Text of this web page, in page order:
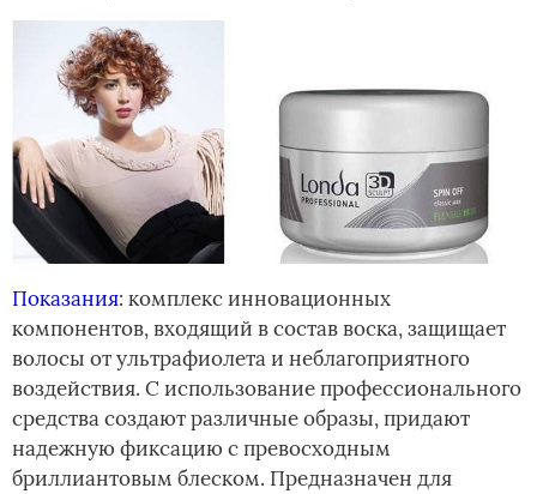
Показания: комплекс инновационных
компонентов, входящий в состав воска, защищает
волосы от ультрафиолета и неблагоприятного
воздействия. С использование профессионального
средства создают различные образы, придают
надежную фиксацию с превосходным
бриллиантовым блеском. Предназначен для